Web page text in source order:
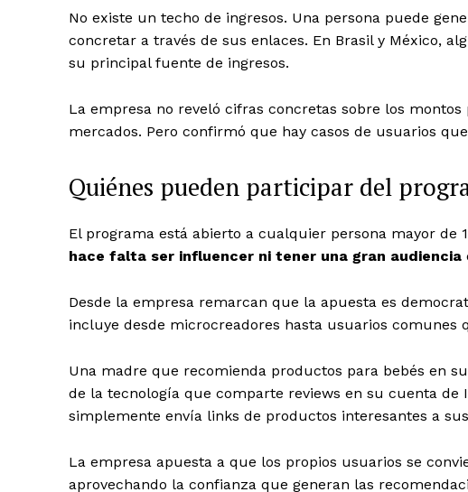
No existe un techo de ingresos. Una persona puede
concretar a través de sus enlaces. En Brasil y México,
su principal fuente de ingresos.
La empresa no reveló cifras concretas sobre los
mercados. Pero confirmó que hay casos de usuarios
Quiénes pueden participar del
El programa está abierto a cualquier persona mayor de
hace falta ser influencer ni tener una gran audiencia
Desde la empresa remarcan que la apuesta es
incluye desde microcreadores hasta usuarios
Una madre que recomienda productos para bebés en
de la tecnología que comparte reviews en su cuenta
simplemente envía links de productos interesantes a
La empresa apuesta a que los propios usuarios se
aprovechando la confianza que generan las